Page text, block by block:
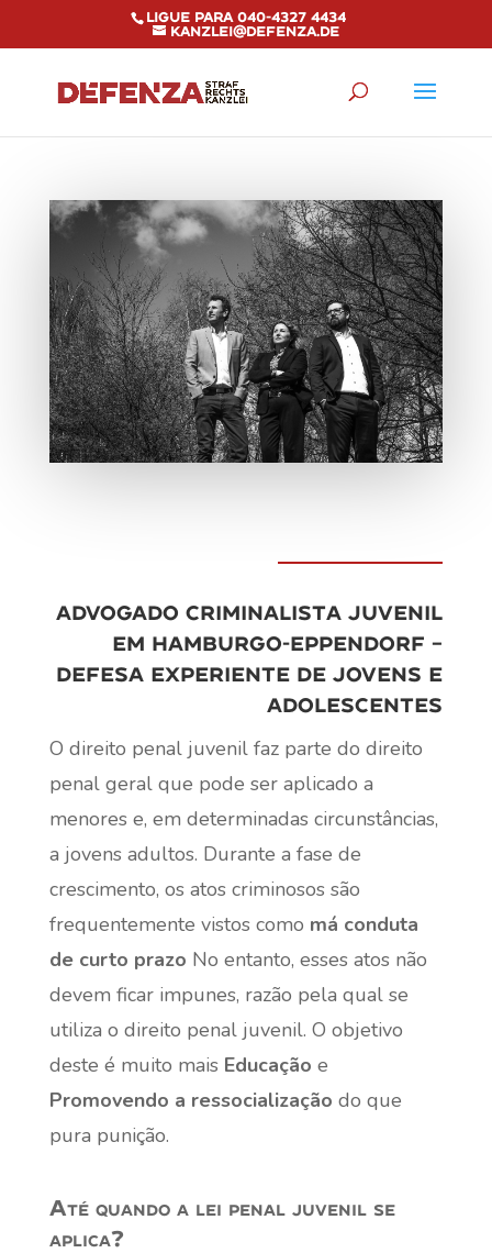
Ligue para 040-4327 4434
kanzlei@defenza.de
Advogado criminalista juvenil
em Hamburgo-Eppendorf –
defesa experiente de jovens e
adolescentes
O direito penal juvenil faz parte do direito
penal geral que pode ser aplicado a
menores e, em determinadas circunstâncias,
a jovens adultos. Durante a fase de
crescimento, os atos criminosos são
frequentemente vistos como má conduta
de curto prazo No entanto, esses atos não
devem ficar impunes, razão pela qual se
utiliza o direito penal juvenil. O objetivo
deste é muito mais Educação e
Promovendo a ressocialização do que
pura punição.
Até quando a lei penal juvenil se
aplica?